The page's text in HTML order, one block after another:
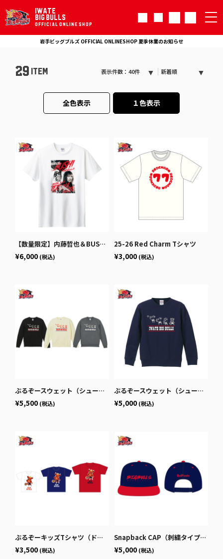
IWATE
BIG BULLS
OFFICIAL ONLINE SHOP
岩手ビッグブルズ OFFICIAL ONLINESHOP 夏季休業のお知らせ
29 ITEM 表示件数：40件 新着順
全色表示 １色表示
【数量限定】内藤哲也＆BUSHIコラボ Tシャツ 実写
¥6,000 (税込)
25-26 Red Charm Tシャツ
¥3,000 (税込)
ぶるぞースウェット（シュート）
¥5,500 (税込)
ぶるぞースウェット（シュート） キッズ
¥5,000 (税込)
ぶるぞーキッズTシャツ（ドリブル）
¥3,500 (税込)
Snapback CAP（刺繍タイプ）/NAVY
¥5,000 (税込)